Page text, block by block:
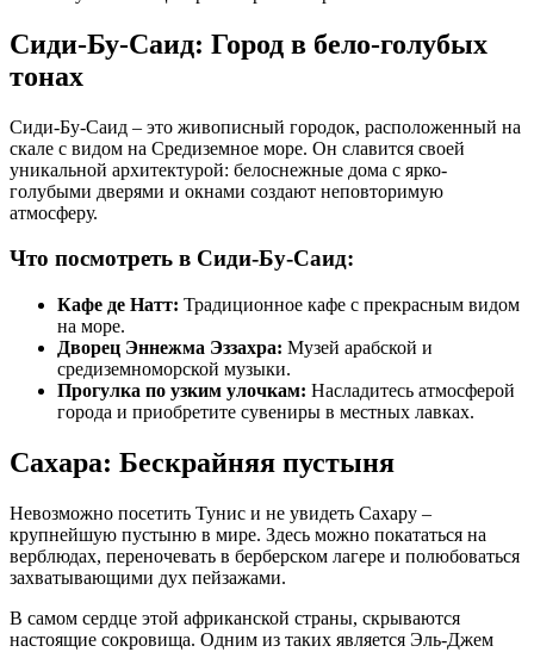
Сиди-Бу-Саид: Город в бело-голубых
тонах
Сиди-Бу-Саид – это живописный городок, расположенный на
скале с видом на Средиземное море. Он славится своей
уникальной архитектурой: белоснежные дома с ярко-
голубыми дверями и окнами создают неповторимую
атмосферу.
Что посмотреть в Сиди-Бу-Саид:
Кафе де Натт: Традиционное кафе с прекрасным видом
на море.
Дворец Эннежма Эззахра: Музей арабской и
средиземноморской музыки.
Прогулка по узким улочкам: Насладитесь атмосферой
города и приобретите сувениры в местных лавках.
Сахара: Бескрайняя пустыня
Невозможно посетить Тунис и не увидеть Сахару –
крупнейшую пустыню в мире. Здесь можно покататься на
верблюдах, переночевать в берберском лагере и полюбоваться
захватывающими дух пейзажами.
В самом сердце этой африканской страны, скрываются
настоящие сокровища. Одним из таких является Эль-Джем